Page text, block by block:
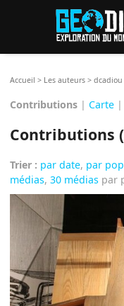
Accueil > Les auteurs >dcadiou
Contributions | Carte |
Contributions
Trier : par date, par
médias,30 médias par